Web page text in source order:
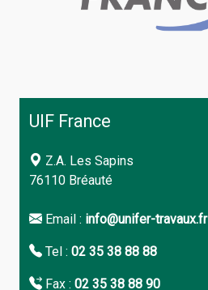
UIF France
Z.A. Les Sapins
76110 Bréauté
Email : info@unifer-travaux.fr
Tel : 02 35 38 88 88
Fax : 02 35 38 88 90